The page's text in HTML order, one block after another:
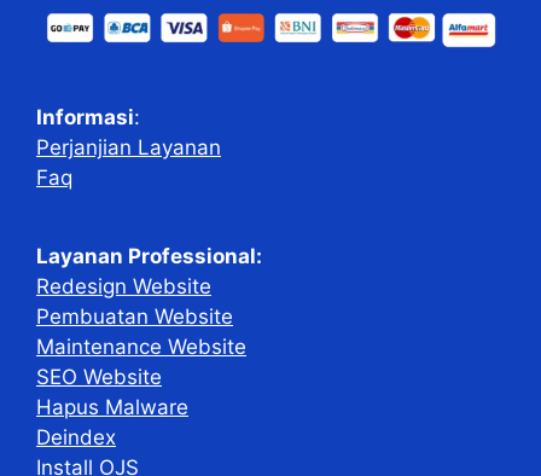
Informasi:
Perjanjian Layanan
Faq
Layanan Professional:
Redesign Website
Pembuatan Website
Maintenance Website
SEO Website
Hapus Malware
Deindex
Install OJS